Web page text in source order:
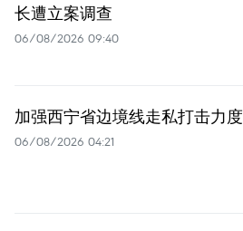
长遭立案调查
06/08/2026 09:40
加强西宁省边境线走私打击力度
06/08/2026 04:21